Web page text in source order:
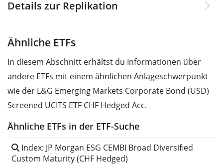
Details zur Replikation
Ähnliche ETFs
In diesem Abschnitt erhältst du Informationen über
andere ETFs mit einem ähnlichen Anlageschwerpunkt
wie der L&G Emerging Markets Corporate Bond (USD)
Screened UCITS ETF CHF Hedged Acc.
Ähnliche ETFs in der ETF-Suche
Index: JP Morgan ESG CEMBI Broad Diversified
Custom Maturity (CHF Hedged)